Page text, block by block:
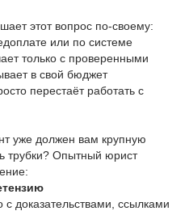
этот вопрос по-своему:
или по системе
только с проверенными
в свой бюджет
перестаёт работать с
уже должен вам крупную
трубки? Опытный юрист
доказательствами, ссылками